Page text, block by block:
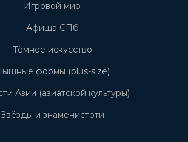
Игровой мир
Афиша СПб
Тёмное искусство
формы (plus-size)
Азии (азиатской культуры)
Звёзды и знаменистоти